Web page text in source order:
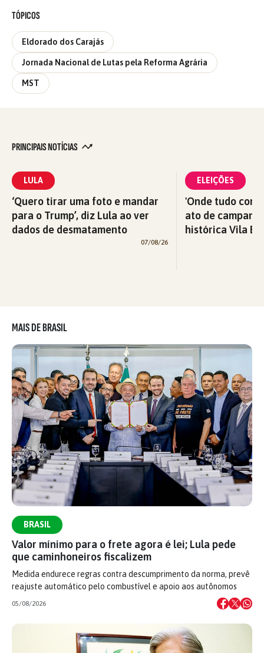
TÓPICOS
Eldorado dos Carajás
Jornada Nacional de Lutas pela Reforma Agrária
MST
PRINCIPAIS NOTÍCIAS
LULA
‘Quero tirar uma foto e mandar
para o Trump’, diz Lula ao ver
dados de desmatamento
07/08/26
ELEIÇÕES
'Onde tudo
ato de
histórica Vila
MAIS DE BRASIL
BRASIL
Valor mínimo para o frete agora é lei; Lula pede
que caminhoneiros fiscalizem
Medida endurece regras contra descumprimento da norma, prevê
reajuste automático pelo combustível e apoio aos autônomos
05/08/2026